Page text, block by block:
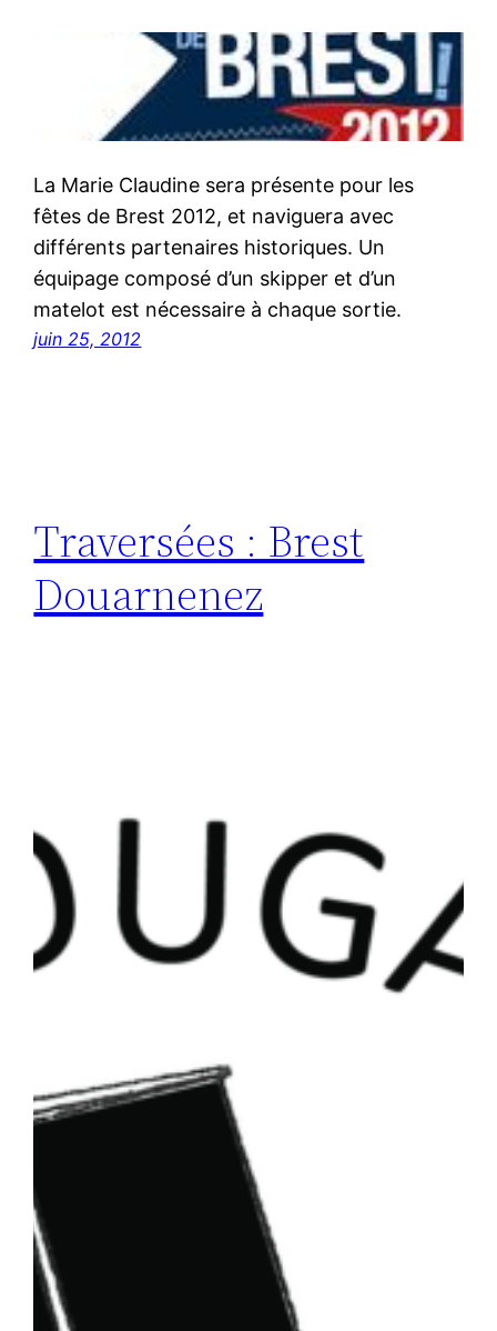
La Marie Claudine sera présente pour les
fêtes de Brest 2012, et naviguera avec
différents partenaires historiques. Un
équipage composé d’un skipper et d’un
matelot est nécessaire à chaque sortie.
juin 25, 2012
Traversées : Brest
Douarnenez